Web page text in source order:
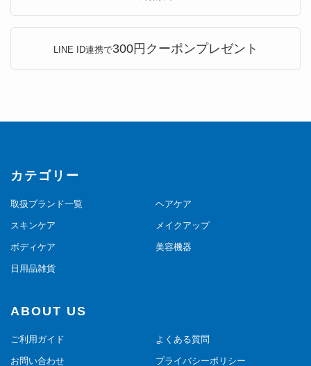
LINE ID連携で300円クーポンプレゼント
カテゴリー
取扱ブランド一覧 ヘアケア
スキンケア メイクアップ
ボディケア 美容機器
日用品雑貨
ABOUT US
ご利用ガイド よくある質問
お問い合わせ プライバシーポリシー